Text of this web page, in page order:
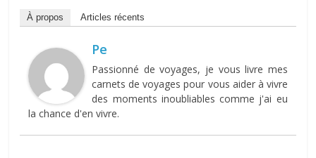
À propos Articles récents
Pe
Passionné de voyages, je vous livre mes
carnets de voyages pour vous aider à vivre
des moments inoubliables comme j'ai eu
la chance d'en vivre.